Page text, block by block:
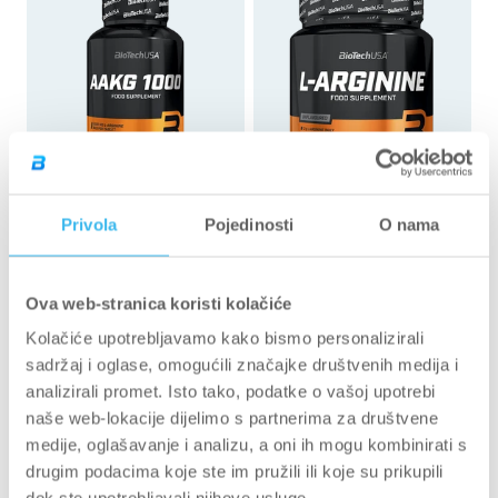
Privola Pojedinosti O nama
Ova web-stranica koristi kolačiće
Kolačiće upotrebljavamo kako bismo personalizirali
sadržaj i oglase, omogućili značajke društvenih medija i
analizirali promet. Isto tako, podatke o vašoj upotrebi
naše web-lokacije dijelimo s partnerima za društvene
medije, oglašavanje i analizu, a oni ih mogu kombinirati s
drugim podacima koje ste im pružili ili koje su prikupili
Ocijenjeno
4.8
zvjezdica
Recenzije
€0,22 EUR/tableti
Ocijenjeno
zvjezdica
214Recenzije
€33,90 EUR